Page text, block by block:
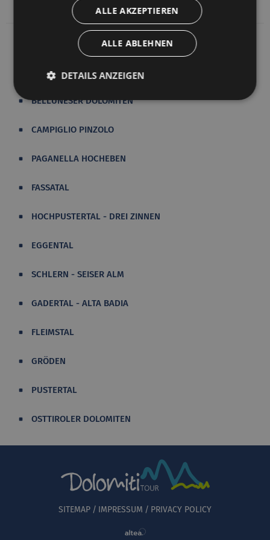
AMPEZZANER DOLOMITEN
BELLUNESER DOLOMITEN
CAMPIGLIO PINZOLO
PAGANELLA HOCHEBEN
FASSATAL
HOCHPUSTERTAL - DREI ZINNEN
EGGENTAL
SCHLERN - SEISER ALM
GADERTAL - ALTA BADIA
FLEIMSTAL
GRÖDEN
PUSTERTAL
OSTTIROLER DOLOMITEN
SITEMAP IMPRESSUM PRIVACY POLICY
ALLE AKZEPTIEREN
ALLE ABLEHNEN
DETAILS ANZEIGEN